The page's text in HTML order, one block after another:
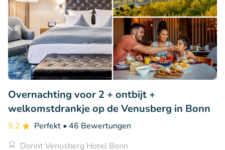
Overnachting voor 2 + ontbijt +
welkomstdrankje op de Venusberg in Bonn
9.2 Perfekt • 46 Bewertungen
Dorint Venusberg Hotel Bonn